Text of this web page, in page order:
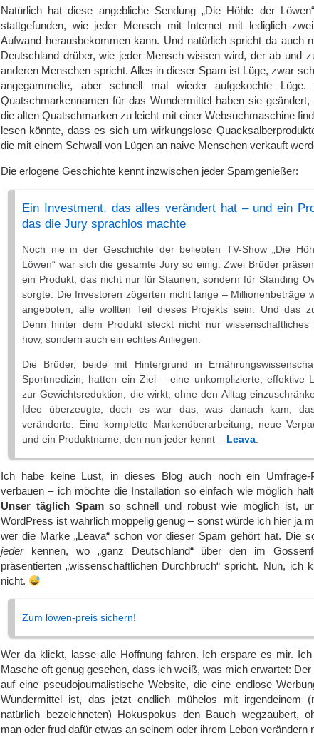
Natürlich hat diese angebliche Sendung „Die Höhle der
stattgefunden, wie jeder Mensch mit Internet mit lediglich
Aufwand herausbekommen kann. Und natürlich spricht da auch
Deutschland drüber, wie jeder Mensch wissen wird, der ab und
anderen Menschen spricht. Alles in dieser Spam ist Lüge, zwar
angegammelte, aber schnell mal wieder aufgekochte
Quatschmarkennamen für das Wundermittel haben sie geändert,
die alten Quatschmarken zu leicht mit einer Websuchmaschine
lesen könnte, dass es sich um wirkungslose
die mit einem Schwall von Lügen an naive Menschen verkauft
Die erlogene Geschichte kennt inzwischen jeder Spamgenießer:
Ein Investment, das alles verändert hat – und ein
das die Jury sprachlos machte
Noch nie in der Geschichte der beliebten TV-Show „Die
Löwen“ war sich die gesamte Jury so einig: Zwei Brüder
ein Produkt, das nicht nur für Staunen, sondern für Standing
sorgte. Die Investoren zögerten nicht lange – Millionenbeträge
angeboten, alle wollten Teil dieses Projekts sein. Und das
Denn hinter dem Produkt steckt nicht nur wissenschaftliches
how, sondern auch ein echtes Anliegen.
Die Brüder, beide mit Hintergrund in
Sportmedizin, hatten ein Ziel – eine unkomplizierte, effektive
zur Gewichtsreduktion, die wirkt, ohne den Alltag
Idee überzeugte, doch es war das, was danach kam,
veränderte: Eine komplette Markenüberarbeitung, neue
und ein Produktname, den nun jeder kennt – Leava
Ich habe keine Lust, in dieses Blog auch noch ein Umfrage-
verbauen – ich möchte die Installation so einfach wie möglich
Unser täglich Spamso schnell und robust wie möglich ist,
WordPress ist wahrlich moppelig genug – sonst würde ich hier ja
wer die Marke „Leava“ schon vor dieser Spam gehört hat. Die
jederkennen, wo „ganz Deutschland“ über den im
präsentierten „wissenschaftlichen Durchbruch“ spricht. Nun, ich
nicht.
Zum löwen-preis sichern!
Wer da klickt, lasse alle Hoffnung fahren. Ich erspare es mir.
Masche oft genug gesehen, dass ich weiß, was mich erwartet: Der
auf eine pseudojournalistische Website, die eine endlose
Wundermittel ist, das jetzt endlich mühelos mit irgendeinem
natürlich bezeichneten) Hokuspokus den Bauch wegzaubert,
man oder frud dafür etwas an seinem oder ihrem Leben verändern